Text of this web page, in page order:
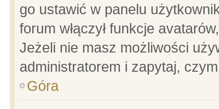
go ustawić w panelu
forum włączył funkcje
Jeżeli nie masz możliwości
administratorem i zapytaj,
Góra